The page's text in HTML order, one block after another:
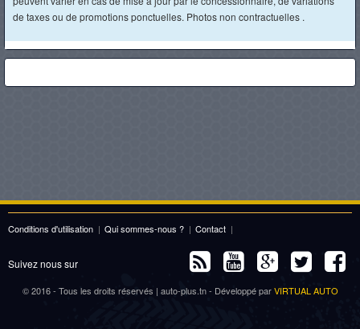
de taxes ou de promotions ponctuelles. Photos non contractuelles .
Conditions d'utilisation | Qui sommes-nous ? | Contact |
Suivez nous sur
© 2016 - Tous les droits réservés | auto-plus.tn - Développé parVIRTUAL AUTO